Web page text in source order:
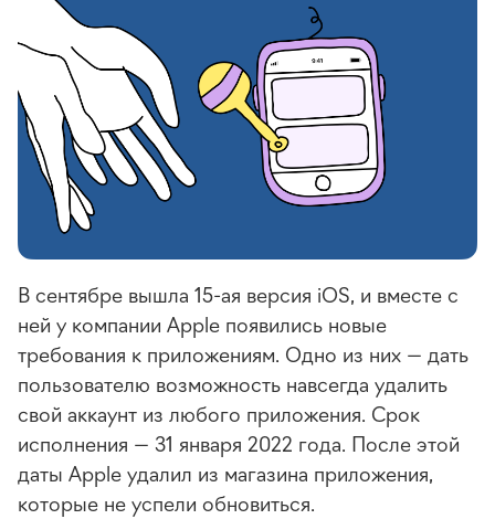
В сентябре вышла 15-ая версия iOS, и вместе с
ней у компании Apple появились новые
требования к приложениям. Одно из них — дать
пользователю возможность навсегда удалить
свой аккаунт из любого приложения. Срок
исполнения — 31 января 2022 года. После этой
даты Apple удалил из магазина приложения,
которые не успели обновиться.